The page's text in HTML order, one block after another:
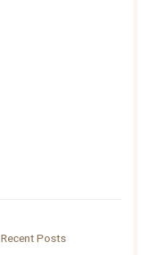
Recent Posts